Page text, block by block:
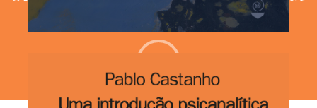
LinearB.